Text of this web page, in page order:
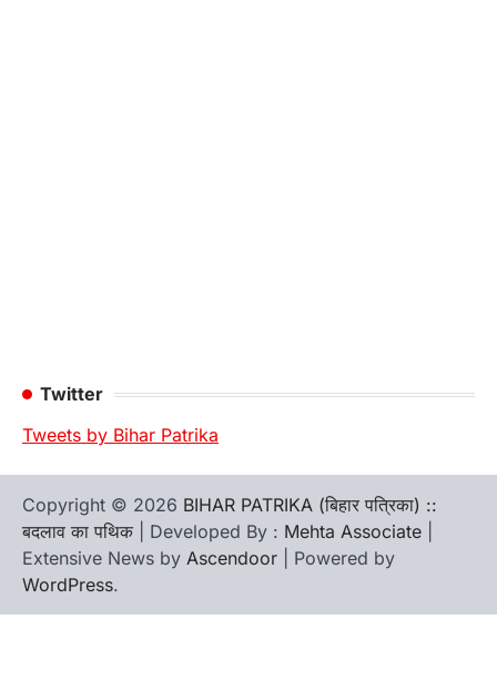
Twitter
Tweets by Bihar Patrika
Copyright © 2026 BIHAR PATRIKA (बिहार पत्रिका) ::
बदलाव का पथिक | Developed By : Mehta Associate
Extensive News by Ascendoor | Powered by
WordPress.